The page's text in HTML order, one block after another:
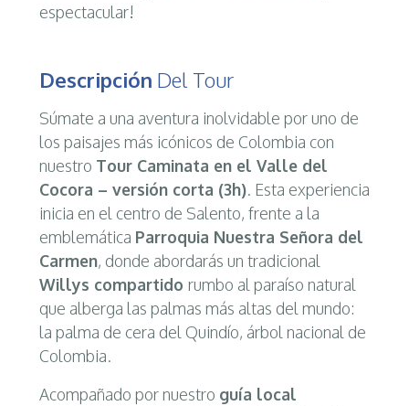
espectacular!
Descripción Del Tour
Súmate a una aventura inolvidable por uno de
los paisajes más icónicos de Colombia con
nuestro Tour Caminata en el Valle del
Cocora – versión corta (3h). Esta experiencia
inicia en el centro de Salento, frente a la
emblemática Parroquia Nuestra Señora del
Carmen, donde abordarás un tradicional
Willys compartido rumbo al paraíso natural
que alberga las palmas más altas del mundo:
la palma de cera del Quindío, árbol nacional de
Colombia.
Acompañado por nuestro guía local